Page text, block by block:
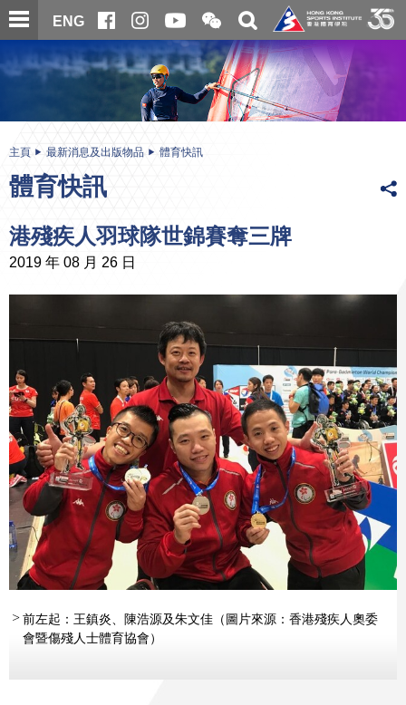
跳
至
內
ENG
開
合
微
信
二
維
碼
關
搜
尋
内
主頁 最新消息及出版物品 體育快訊
體育快訊
港殘疾人羽球隊世錦賽奪三牌
2019 年 08 月 26 日
前左起：王鎮炎、陳浩源及朱文佳（圖片來源：香港殘疾人奧委
會暨傷殘人士體育協會）